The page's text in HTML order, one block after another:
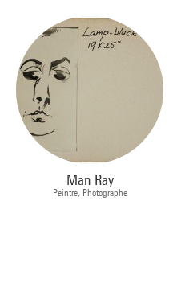
Man Ray
Peintre, Photographe